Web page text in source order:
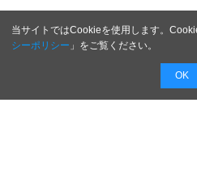
当サイトではCookieを使用します。
シーポリシー 」をご覧ください。
OK